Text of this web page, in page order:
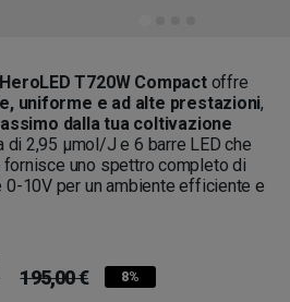
T720W Compactoffre
uniforme e ad alte prestazioni,
dalla tua coltivazione
di 2,95 µmol/J e 6 barre LED che
uno spettro completo di
0-10V per un ambiente efficiente e
195,00 € 8%